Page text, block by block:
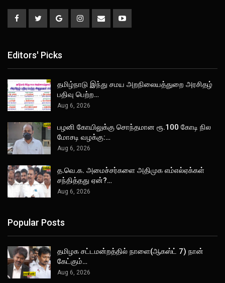
Editors' Picks
தமிழ்நாடு இந்து சமய அறநிலையத்துறை அரசிதழ்
பதிவு பெற்ற…
Aug 6, 2026
பழனி கோயிலுக்கு சொந்தமான ரூ.100 கோடி நில
மோசடி வழக்கு:…
Aug 6, 2026
த.வெ.க. அமைச்சர்களை அதிமுக எம்எல்ஏக்கள்
சந்தித்தது ஏன்?…
Aug 6, 2026
Popular Posts
தமிழக சட்டமன்றத்தில் நாளை(ஆகஸ்ட் 7) நான்
கேட்கும்…
Aug 6, 2026